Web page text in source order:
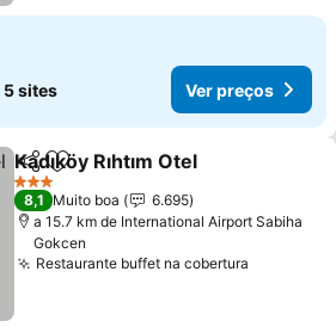
5 sites Ver preços
PartilharAdicionar aos favoritos
Kadıköy Rıhtım Otel
3 Estrelas
8,1 Muito boa
6.695
a 15.7 km de International Airport Sabiha
Gokcen
Restaurante buffet na cobertura